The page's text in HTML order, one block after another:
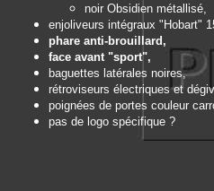
noir Obsidien métallisé,
enjoliveurs intégraux "Hobart"
phare anti-brouillard,
face avant "sport",
baguettes latérales noires,
rétroviseurs électriques et
poignées de portes couleur
pas de logo spécifique ?